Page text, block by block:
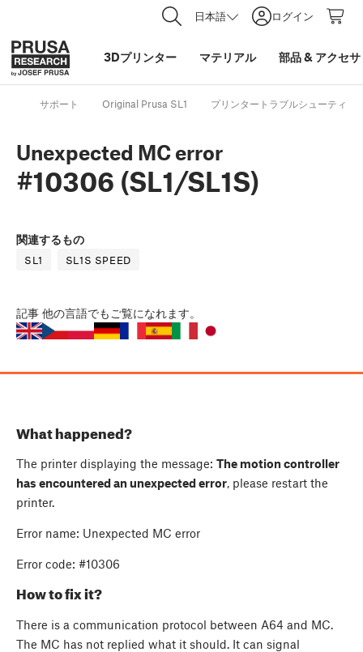
日本語 ログイン
3Dプリンター マテリアル 部品& アクセ
サポート Original Prusa SL1 プリンタートラブルシューティン
Unexpected MC error
#10306 (SL1/SL1S)
関連するもの
SL1 SL1S SPEED
記事 他の言語でもご覧になれます。
What happened?
The printer displaying the message: The motion controller
has encountered an unexpected error, please restart the
printer.
Error name: Unexpected MC error
Error code: #10306
How to fix it?
There is a communication protocol between A64 and MC.
The MC has not replied what it should. It can signal